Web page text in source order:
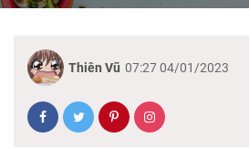
Thiên Vũ 07:27 04/01/2023